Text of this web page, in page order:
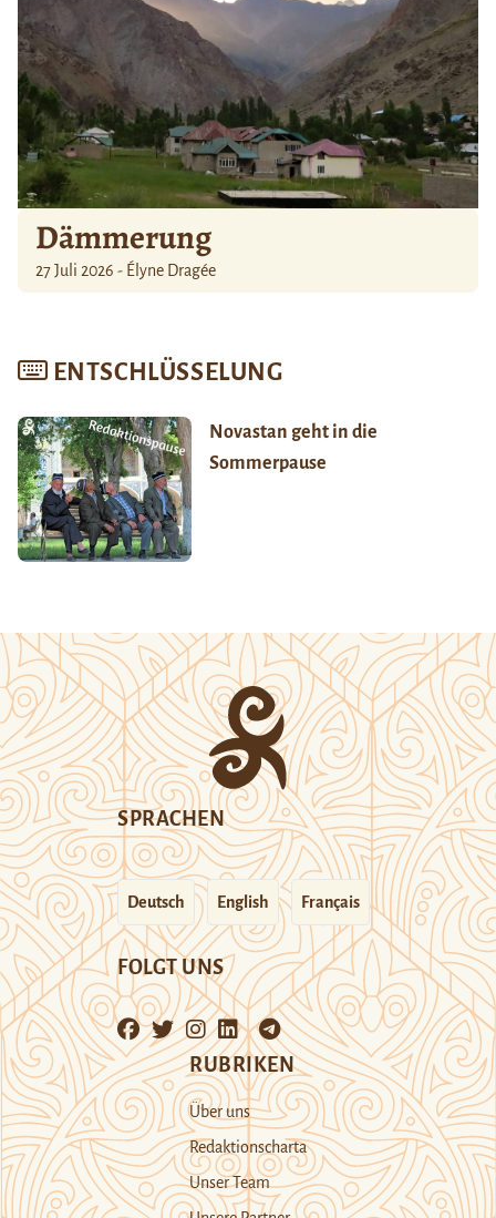
Dämmerung
27 Juli 2026 - Élyne Dragée
ENTSCHLÜSSELUNG
Novastan geht in die
Sommerpause
SPRACHEN
Deutsch English Français
FOLGT UNS
RUBRIKEN
Über uns
Redaktionscharta
Unser Team